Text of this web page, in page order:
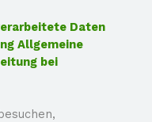
Daten
Allgemeine
bei